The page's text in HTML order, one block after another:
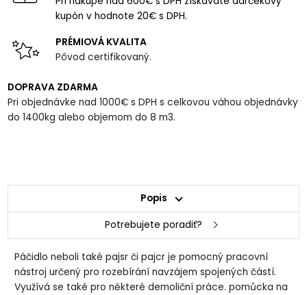
kupón v hodnote 20€ s DPH.
PRÉMIOVÁ KVALITA
Pôvod certifikovaný.
DOPRAVA ZDARMA
Pri objednávke nad 1000€ s DPH s celkovou váhou objednávky
do 1400kg alebo objemom do 8 m3.
Popis
Potrebujete poradiť?
Páčidlo neboli také pajsr či pajcr je pomocný pracovní
nástroj určený pro rozebírání navzájem spojených částí.
Využívá se také pro některé demoliční práce. pomůcka na